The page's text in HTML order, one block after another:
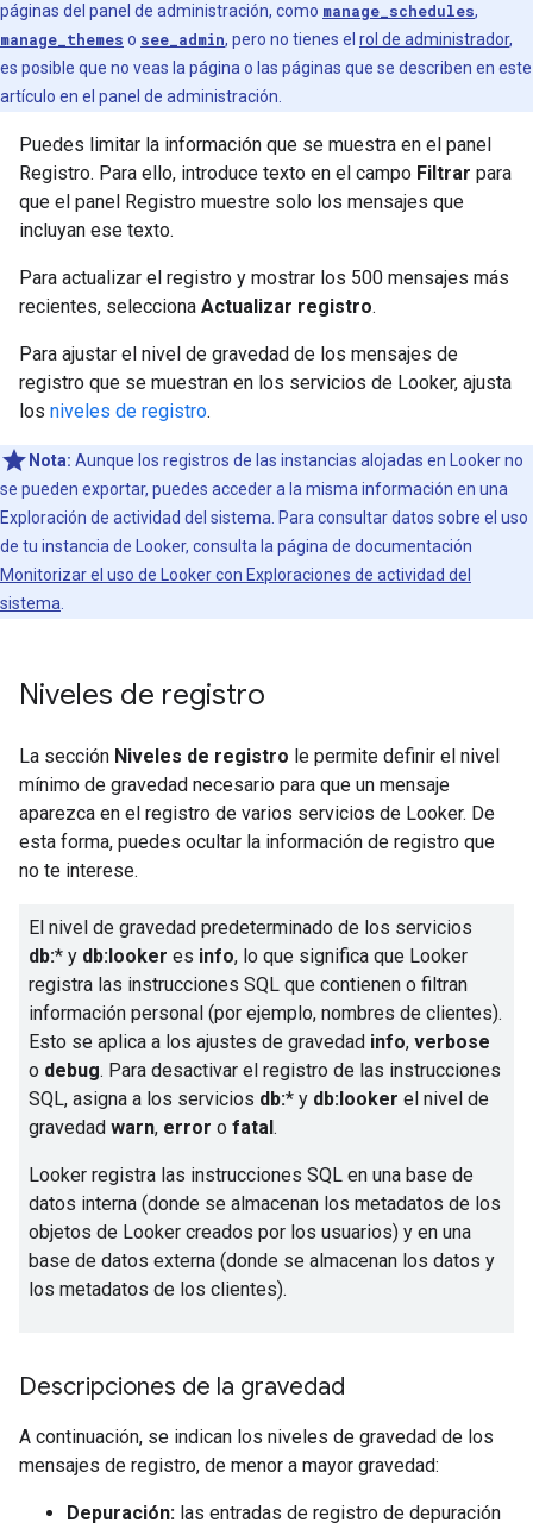
páginas del panel de administración, como manage_schedules,
manage_themes o see_admin, pero no tienes el rol de administrador,
es posible que no veas la página o las páginas que se describen en este
artículo en el panel de administración.
Puedes limitar la información que se muestra en el panel
Registro. Para ello, introduce texto en el campo Filtrar para
que el panel Registro muestre solo los mensajes que
incluyan ese texto.
Para actualizar el registro y mostrar los 500 mensajes más
recientes, selecciona Actualizar registro.
Para ajustar el nivel de gravedad de los mensajes de
registro que se muestran en los servicios de Looker, ajusta
los niveles de registro.
Nota: Aunque los registros de las instancias alojadas en Looker no
se pueden exportar, puedes acceder a la misma información en una
Exploración de actividad del sistema. Para consultar datos sobre el uso
de tu instancia de Looker, consulta la página de documentación
Monitorizar el uso de Looker con Exploraciones de actividad del
sistema
Niveles de registro
La sección Niveles de registro le permite definir el nivel
mínimo de gravedad necesario para que un mensaje
aparezca en el registro de varios servicios de Looker. De
esta forma, puedes ocultar la información de registro que
no te interese.
El nivel de gravedad predeterminado de los servicios
db:* y db:looker es info, lo que significa que Looker
registra las instrucciones SQL que contienen o filtran
información personal (por ejemplo, nombres de clientes).
Esto se aplica a los ajustes de gravedad info, verbose
o debug. Para desactivar el registro de las instrucciones
SQL, asigna a los servicios db:* y db:looker el nivel de
gravedad warn, error o fatal.
Looker registra las instrucciones SQL en una base de
datos interna (donde se almacenan los metadatos de los
objetos de Looker creados por los usuarios) y en una
base de datos externa (donde se almacenan los datos y
los metadatos de los clientes).
Descripciones de la gravedad
A continuación, se indican los niveles de gravedad de los
mensajes de registro, de menor a mayor gravedad:
Depuración: las entradas de registro de depuración